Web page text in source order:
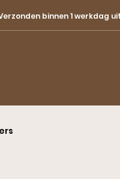
binnen 1 werkdag